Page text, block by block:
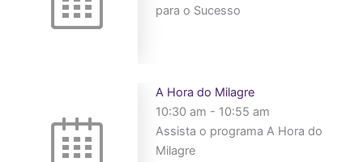
para o Sucesso
A Hora do Milagre
10:30 am - 10:55 am
Assista o programa A Hora do
Milagre